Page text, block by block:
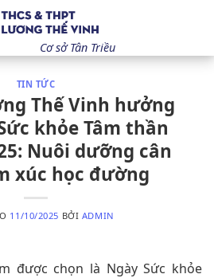
Cơ sở Tân Triều
TIN TỨC
Thế Vinh hưởng
khỏe Tâm thần
Nuôi dưỡng cân
xúc học đường
11/10/2025 BỞI ADMIN
được chọn là Ngày Sức khỏe